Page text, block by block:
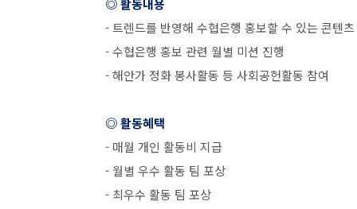
◎ 활동내용
-트렌드를 반영해 수협은행 홍보할 수 있는 콘텐
-수협은행 홍보 관련 월별 미션 진행
-해안가 정화 봉사활동 등 사회공헌활동 참여
◎ 활동혜택
- 매월 개인 활동비 지급
- 월별 우수 활동 팀 포상
- 최우수 활동 팀 포상